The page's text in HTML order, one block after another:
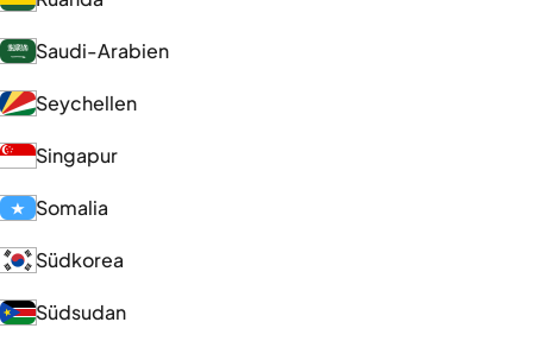
Saudi-Arabien
Seychellen
Singapur
Somalia
Südkorea
Südsudan